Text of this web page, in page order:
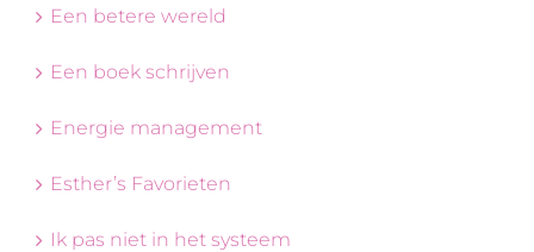
Een betere wereld
Een boek schrijven
Energie management
Esther’s Favorieten
Ik pas niet in het systeem